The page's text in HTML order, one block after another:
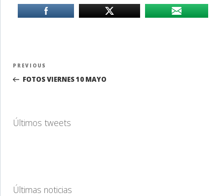
Navegación
entradas
Previous
Post
PREVIOUS
FOTOS VIERNES 10 MAYO
Últimos tweets
Últimas noticias